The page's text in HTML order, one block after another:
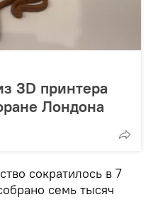
3D принтера
Лондона
сократилось в 7
семь тысяч